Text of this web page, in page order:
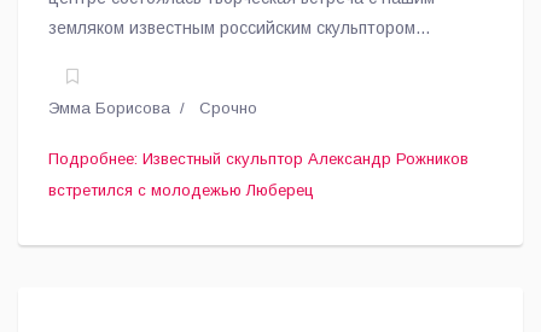
земляком известным российским скульптором
газеты «Люберецкий округ».
Эмма Борисова Срочно
Подробнее: Известный скульптор Александр Рожников
встретился с молодежью Люберец